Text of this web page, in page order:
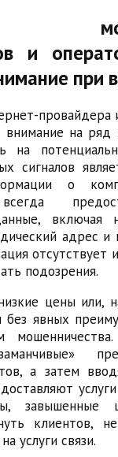
и
при
провайдера
на ряд
на
сигналов
о
включая
адрес и
отсутствует
подозрения.
цены или,
без явных
а затем
клиентов,
услуги связи.